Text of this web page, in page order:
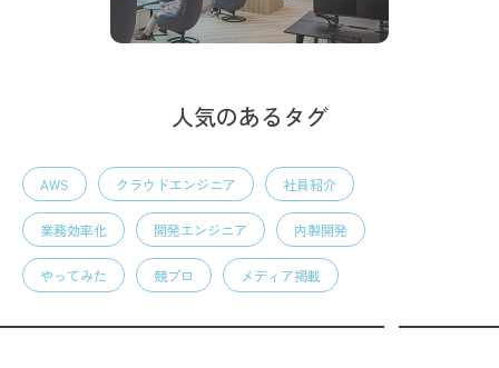
人気のあるタグ
AWS クラウドエンジニア 社員紹介
業務効率化 開発エンジニア 内製開発
やってみた 競プロ メディア掲載